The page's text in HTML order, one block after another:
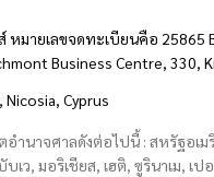
มายเลขจดทะเบียนคือ
Business Centre,
Cyprus
ำนาจศาลดังต่อไปนี้ : สหรัฐอ
เว, มอริเชียส, เฮติ, ซูรินาเม,